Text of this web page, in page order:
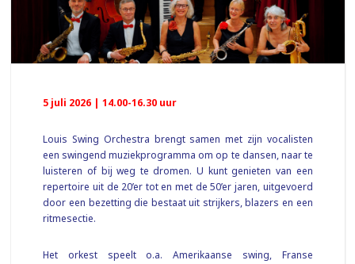
5 juli 2026 | 14.00-16.30 uur
Louis Swing Orchestra brengt samen met zijn vocalisten
een swingend muziekprogramma om op te dansen, naar te
luisteren of bij weg te dromen. U kunt genieten van een
repertoire uit de 20’er tot en met de 50’er jaren, uitgevoerd
door een bezetting die bestaat uit strijkers, blazers en een
ritmesectie.
Het orkest speelt o.a. Amerikaanse swing, Franse